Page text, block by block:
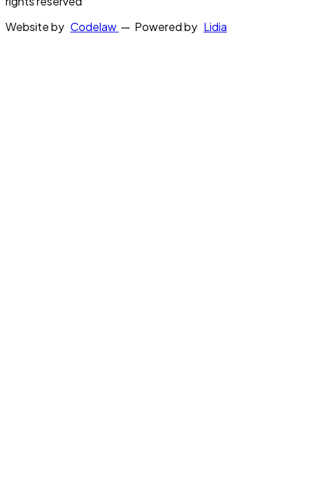
Website by Codelaw — Powered by Lidia